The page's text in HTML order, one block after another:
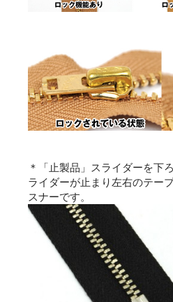
＊「止製品」スライダーを下
ライダーが止まり左右のテー
スナーです。